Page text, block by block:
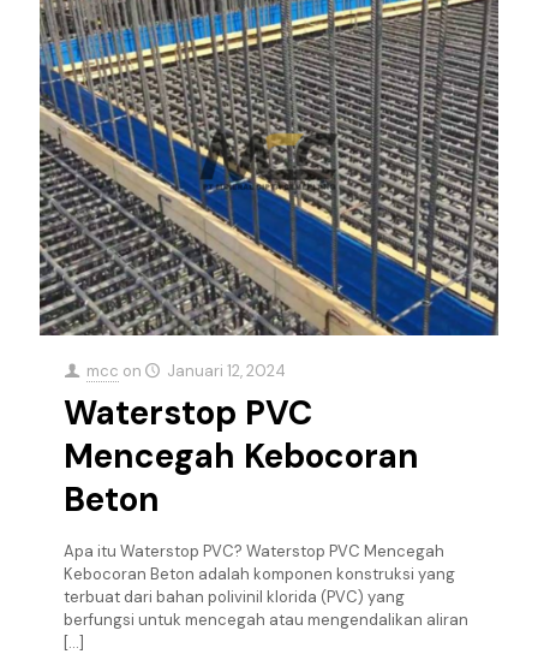
mcc on Januari 12, 2024
Waterstop PVC
Mencegah Kebocoran
Beton
Apa itu Waterstop PVC? Waterstop PVC Mencegah
Kebocoran Beton adalah komponen konstruksi yang
terbuat dari bahan polivinil klorida (PVC) yang
berfungsi untuk mencegah atau mengendalikan aliran
[…]